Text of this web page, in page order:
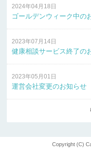
2024年04月18日
ゴールデンウィーク中の
2023年07月14日
健康相談サービス終了の
2023年05月01日
運営会社変更のお知らせ
Copyright (C)